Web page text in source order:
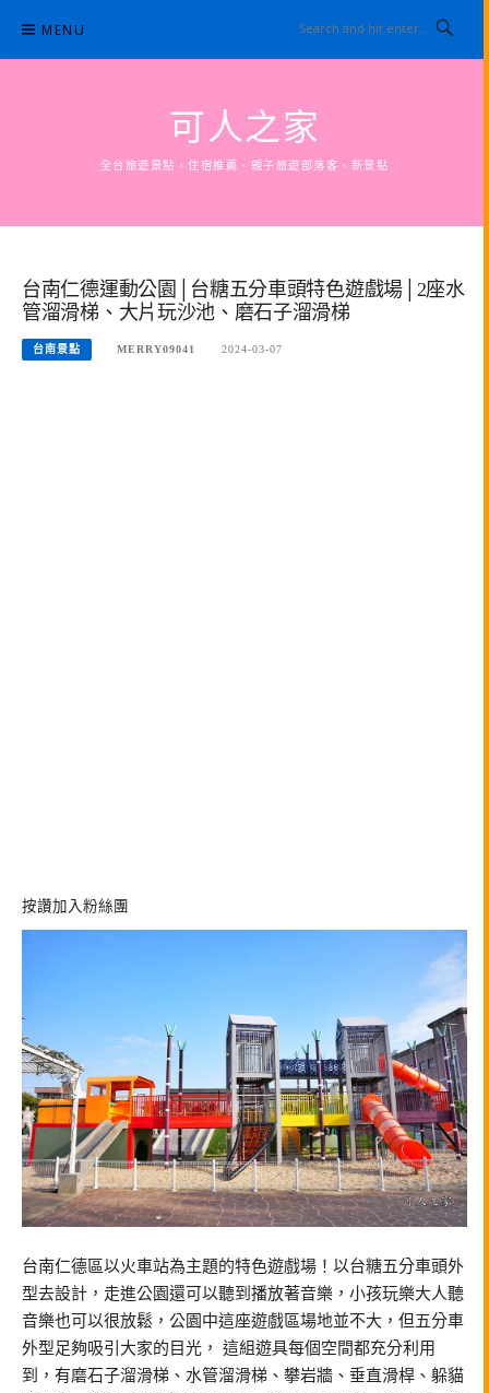
content
MENU
可人之家
全台旅遊景點，住宿推薦、親子旅遊部落客、新景點
台南仁德運動公園│台糖五分車頭特色遊戲場│2座水
管溜滑梯、大片玩沙池、磨石子溜滑梯
台南景點 MERRY09041 2024-03-07
按讚加入粉絲團
台南仁德區以火車站為主題的特色遊戲場！以台糖五分車頭外
型去設計，走進公園還可以聽到播放著音樂，小孩玩樂大人聽
音樂也可以很放鬆，公園中這座遊戲區場地並不大，但五分車
外型足夠吸引大家的目光， 這組遊具每個空間都充分利用
到，有磨石子溜滑梯、水管溜滑梯、攀岩牆、垂直滑桿、躲貓